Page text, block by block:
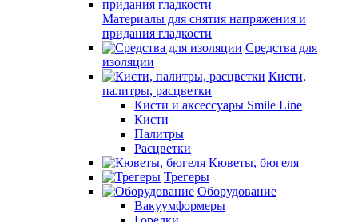
Материалы для снятия напряжения и
придания гладкости
Средства для
изоляции
Кисти,
палитры, расцветки
Кисти и аксессуары Smile Line
Кисти
Палитры
Расцветки
Кюветы, бюгеля
Трегеры
Оборудование
Вакуумформеры